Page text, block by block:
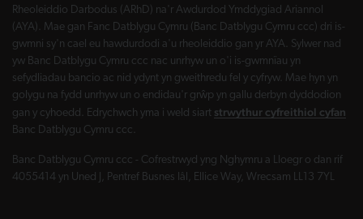
Rheoleiddio Darbodus (ARhD) na'r Awdurdod Ymddygiad Ariannol
(AYA). Mae gan Fanc Datblygu Cymru (Banc Datblygu Cymru ccc) dri is-
gwmni sy'n cael eu hawdurdodi a'u rheoleiddio gan yr AYA. Sylwer nad
yw Banc Datblygu Cymru ccc nac unrhyw un o'i is-gwmnïau yn
sefydliadau bancio ac nid ydynt yn gweithredu fel y cyfryw. Mae hyn yn
golygu na fydd unrhyw un o endidau'r grŵp yn gallu derbyn dyddodion
gan y cyhoedd. Edrychwch yma i weld siart strwythur cyfreithiol cyfan
Banc Datblygu Cymru ccc.
Banc Datblygu Cymru ccc - Cofrestrwyd yng Nghymru a Lloegr o dan rif
4055414 yn Uned J, Pentref Busnes Iâl, Ellice Way, Wrecsam LL13 7YL